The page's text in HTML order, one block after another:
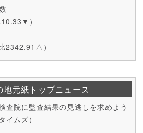
）
2342.91△）
地元紙トップニュース
査院に監査結果の見逃しを求めよう
イムズ）